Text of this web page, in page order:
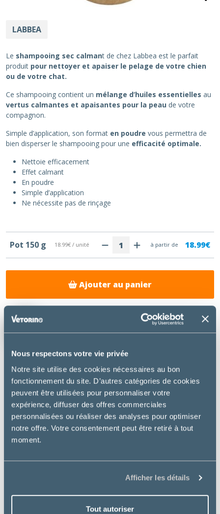
Nous respectons votre vie privée
Notre site utilise des cookies nécessaires au bon
fonctionnement du site. D’autres catégories de cookies
peuvent être utilisées pour personnaliser votre
expérience, diffuser des offres commerciales
personnalisées ou réaliser des analyses pour optimiser
notre offre. Votre consentement peut être retiré à tout
moment.
Afficher les détails
Tout autoriser
LABBEA
Le shampooing sec calmant de chez Labbea est le parfait
produit pour nettoyer et apaiser le pelage de votre chien
ou de votre chat.
Ce shampooing contient un mélange d’huiles essentielles au
vertus calmantes et apaisantes pour la peau de votre
compagnon.
Simple d’application, son format en poudre vous permettra de
bien disperser le shampooing pour une efficacité optimale.
Nettoie efficacement
Effet calmant
En poudre
Simple d’application
Ne nécessite pas de rinçage
Pot 150 g 18.99€ / unité à partir de 18.99€
Ajouter au panier
Livraison gratuite chez votre
vétérinaire
DESCRIPTION
Leshampooing sec calman t de chez Labbea est le
parfait produitpour nettoyer et apaiser le pelage
de votre chien ou de votre chat.
essentiellesauvertus calmantes et apaisantes
de votre compagnon.
Simple d’application, son formaten poudrevous
permettra de bien disperser le shampooing pour